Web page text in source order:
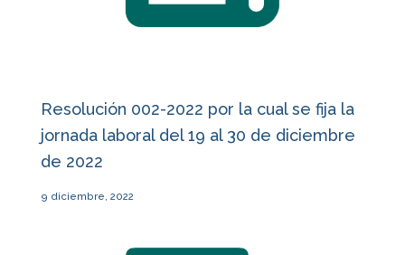
Resolución 002-2022 por la cual se fija la
jornada laboral del 19 al 30 de diciembre
de 2022
9 diciembre, 2022